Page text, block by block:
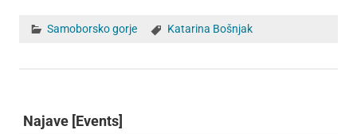
Samoborsko gorje Katarina Bošnjak
Najave [Events]